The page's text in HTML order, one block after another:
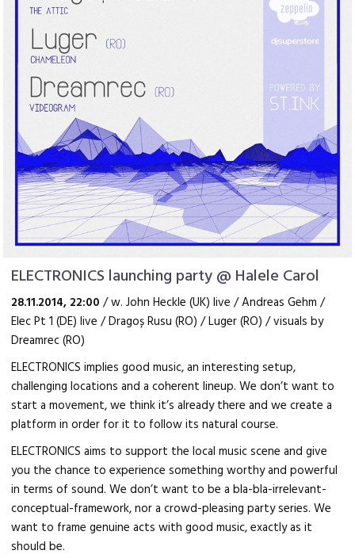
ELECTRONICS launching party @ Halele Carol
28.11.2014, 22:00 / w. John Heckle (UK) live / Andreas Gehm /
Elec Pt 1 (DE) live / Dragoș Rusu (RO) / Luger (RO) / visuals by
Dreamrec (RO)
ELECTRONICS implies good music, an interesting setup,
challenging locations and a coherent lineup. We don’t want to
start a movement, we think it’s already there and we create a
platform in order for it to follow its natural course.
ELECTRONICS aims to support the local music scene and give
you the chance to experience something worthy and powerful
in terms of sound. We don’t want to be a bla-bla-irrelevant-
conceptual-framework, nor a crowd-pleasing party series. We
want to frame genuine acts with good music, exactly as it
should be.